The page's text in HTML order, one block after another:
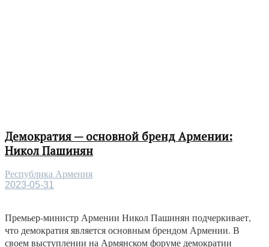
Демократия — основной бренд Армении:
Никол Пашинян
Республика Армения
2023-05-31
Премьер-министр Армении Никол Пашинян подчеркивает,
что демократия является основным брендом Армении. В
своем выступлении на Армянском форуме демократии